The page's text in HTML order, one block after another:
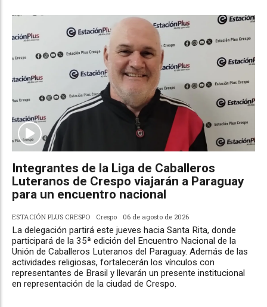
Integrantes de la Liga de Caballeros
Luteranos de Crespo viajarán a Paraguay
para un encuentro nacional
ESTACIÓN PLUS CRESPO Crespo 06 de agosto de 2026
La delegación partirá este jueves hacia Santa Rita, donde
participará de la 35ª edición del Encuentro Nacional de la
Unión de Caballeros Luteranos del Paraguay. Además de las
actividades religiosas, fortalecerán los vínculos con
representantes de Brasil y llevarán un presente institucional
en representación de la ciudad de Crespo.